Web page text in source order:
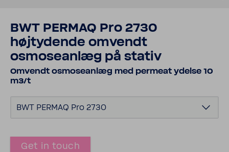
BWT PERMAQ Pro 2730
højtydende omvendt
osmoseanlæg på stativ
Omvendt osmoseanlæg med permeat ydelse 10
m3/t
BWT PERMAQ Pro 2730
Get in touch